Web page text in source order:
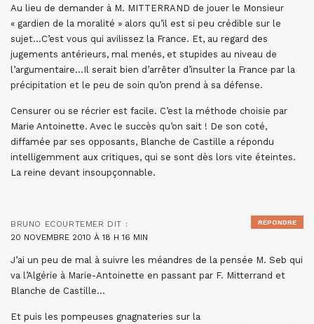
Au lieu de demander à M. MITTERRAND de jouer le Monsieur
« gardien de la moralité » alors qu’il est si peu crédible sur le
sujet…C’est vous qui avilissez la France. Et, au regard des
jugements antérieurs, mal menés, et stupides au niveau de
l’argumentaire…Il serait bien d’arrêter d’insulter la France par la
précipitation et le peu de soin qu’on prend à sa défense.
Censurer ou se récrier est facile. C’est la méthode choisie par
Marie Antoinette. Avec le succès qu’on sait ! De son coté,
diffamée par ses opposants, Blanche de Castille a répondu
intelligemment aux critiques, qui se sont dès lors vite éteintes.
La reine devant insoupçonnable.
BRUNO ECOURTEMER DIT :
20 NOVEMBRE 2010 À 18 H 16 MIN
J’ai un peu de mal à suivre les méandres de la pensée M. Seb qui
va l’Algérie à Marie-Antoinette en passant par F. Mitterrand et
Blanche de Castille…
Et puis les pompeuses gnagnateries sur la
RÉPONDRE